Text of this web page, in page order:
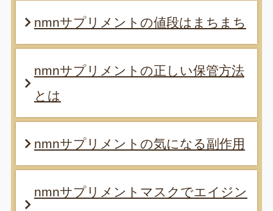
nmnサプリメントの値段はまちまち
nmnサプリメントの正しい保管方法
とは
nmnサプリメントの気になる副作用
nmnサプリメントマスクでエイジン